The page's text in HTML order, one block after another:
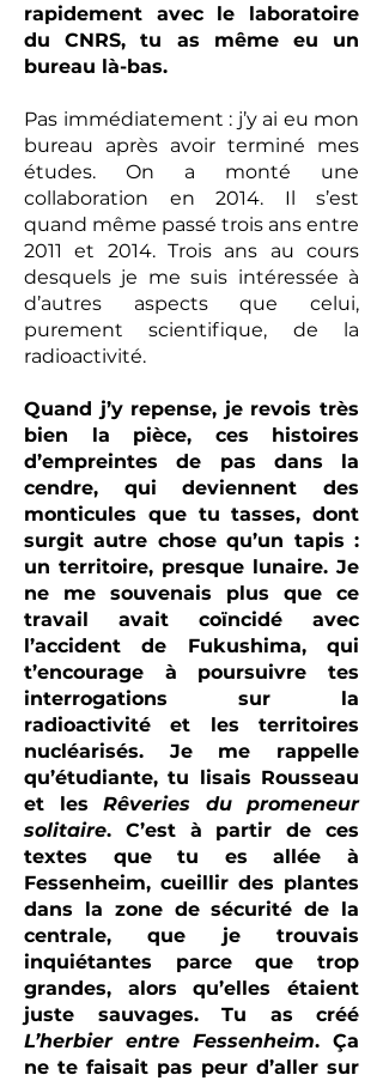
rapidement avec le laboratoire
du CNRS, tu as même eu un
bureau là-bas.
Pas immédiatement : j’y ai eu mon
bureau après avoir terminé mes
études. On a monté une
collaboration en 2014. Il s’est
quand même passé trois ans entre
2011 et 2014. Trois ans au cours
desquels je me suis intéressée à
d’autres aspects que celui,
purement scientifique, de la
radioactivité.
Quand j’y repense, je revois très
bien la pièce, ces histoires
d’empreintes de pas dans la
cendre, qui deviennent des
monticules que tu tasses, dont
surgit autre chose qu’un tapis :
un territoire, presque lunaire. Je
ne me souvenais plus que ce
travail avait coïncidé avec
l’accident de Fukushima, qui
t’encourage à poursuivre tes
interrogations sur la
radioactivité et les territoires
nucléarisés. Je me rappelle
qu’étudiante, tu lisais Rousseau
et les Rêveries du promeneur
solitaire. C’est à partir de ces
textes que tu es allée à
Fessenheim, cueillir des plantes
dans la zone de sécurité de la
centrale, que je trouvais
inquiétantes parce que trop
grandes, alors qu’elles étaient
juste sauvages. Tu as créé
L’herbier entre Fessenheim. Ça
ne te faisait pas peur d’aller sur